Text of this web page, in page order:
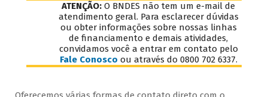
ATENÇÃO: O BNDES não tem um e-mail de
atendimento geral. Para esclarecer dúvidas
ou obter informações sobre nossas linhas
de financiamento e demais atividades,
convidamos você a entrar em contato pelo
Fale Conosco ou através do 0800 702 6337.